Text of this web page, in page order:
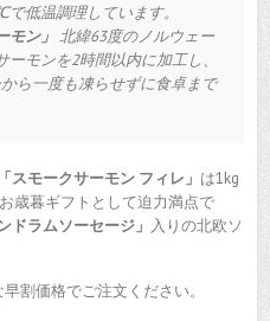
低温調理しています。
モン」 北緯63度のノルウェー
モンを2時間以内に加工し、
ら一度も凍らせずに食卓まで
スモークサーモン フィレ」 は1kg
歳暮ギフトとして迫力満点で
ドラムソーセージ」 入りの北欧ソ
割価格でご注文ください。